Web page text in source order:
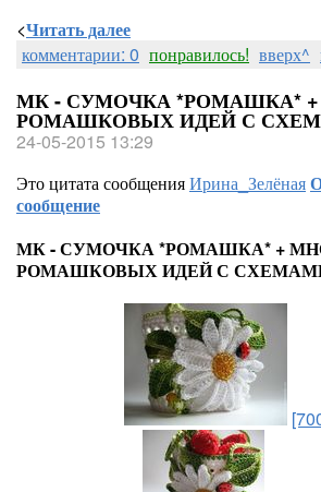
<Читать далее
комментарии: 0 понравилось! вверх^
МК - СУМОЧКА *РОМАШКА*
РОМАШКОВЫХ ИДЕЙ С
24-05-2015 13:29
Это цитата сообщенияИрина_Зелёная
сообщение
МК - СУМОЧКА *РОМАШКА* +
РОМАШКОВЫХ ИДЕЙ С